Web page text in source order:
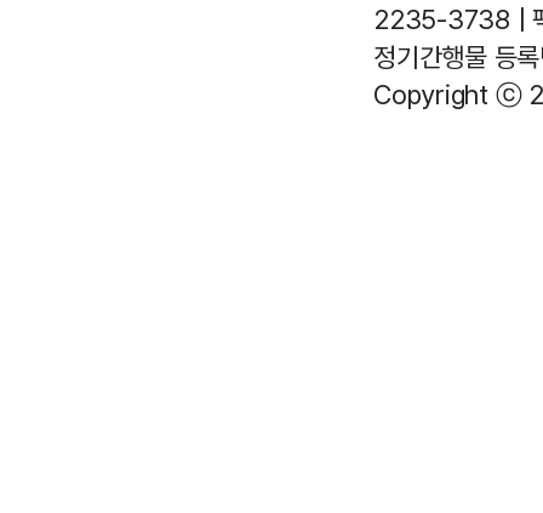
2235-3738 |
정기간행물 등
Copyright ⓒ